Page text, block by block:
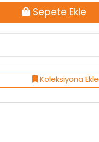
Koleksiyona Ekle